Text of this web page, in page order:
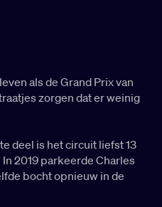
als de Grand Prix van
zorgen dat er weinig
deel is het circuit liefst 13
2019 parkeerde Charles
bocht opnieuw in de